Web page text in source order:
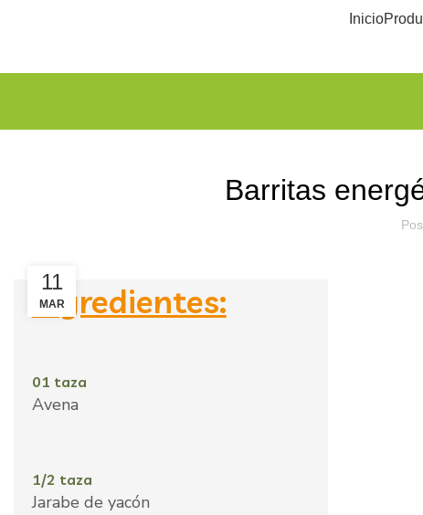
Inicio
Barritas
11
MAR
Ingredientes:
01 taza
Avena
1/2 taza
Jarabe de yacón